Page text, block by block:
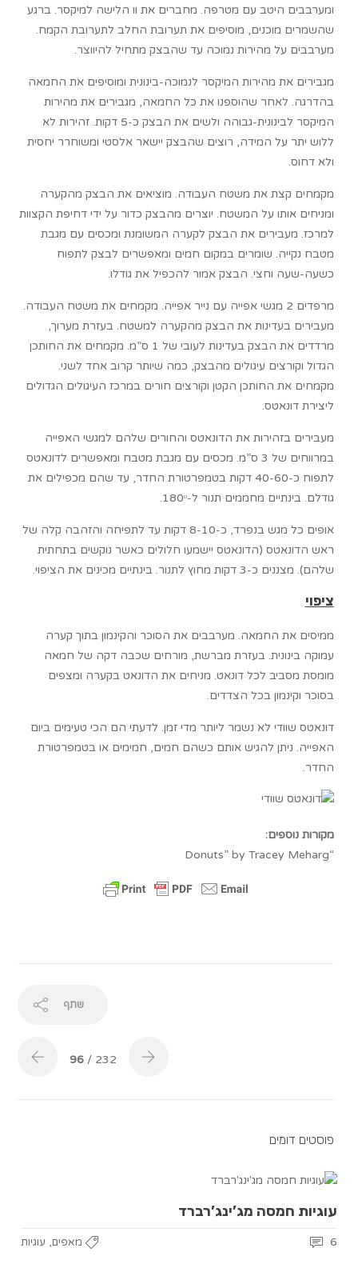
ומערבבים היטב עם מטרפה. מחברים את וו הלישה למיקסר. ברגע
שהשמרים מוכנים, מוסיפים את תערובת החלב לתערובת הקמח.
מערבבים על מהירות נמוכה עד שהבצק מתחיל להיווצר.
מגבירים את מהירות המיקסר לנמוכה-בינונית ומוסיפים את החמאה
בהדרגה. לאחר שהוספנו את כל החמאה, מגבירים את מהירות
המיקסר לבינונית-גבוהה ולשים את הבצק כ-5 דקות. זהירות לא
ללוש יתר על המידה, רוצים שהבצק יישאר אלסטי ומשוחרר יחסית
ולא דחוס.
מקמחים קצת את משטח העבודה. מוציאים את הבצק מהקערה
ומניחים אותו על המשטח. יוצרים מהבצק כדור על ידי דחיפת הקצוות
למרכז. מעבירים את הבצק לקערה המשומנת ומכסים עם מגבת
מטבח נקייה. שומרים במקום חמים ומאפשרים לבצק לתפוח
כשעה-שעה וחצי. הבצק אמור להכפיל את גודלו.
מרפדים 2 מגשי אפייה עם נייר אפייה. מקמחים את משטח העבודה.
מעבירים בעדינות את הבצק מהקערה למשטח. בעזרת מערוך,
מרדדים את הבצק בעדינות לעובי של 1 ס”מ. מקמחים את החותכן
הגדול וקורצים עיגולים מהבצק, כמה שיותר קרוב אחד לשני.
מקמחים את החותכן הקטן וקורצים חורים במרכז העיגולים הגדולים
ליצירת דונאטס.
מעבירים בזהירות את הדונאטס והחורים שלהם למגשי האפייה
במרווחים של 3 ס”מ. מכסים עם מגבת מטבח ומאפשרים לדונאטס
לתפוח כ-40-60 דקות בטמפרטורת החדר, עד שהם מכפילים את
גודלם. בינתיים מחממים תנור ל-180ᵒ.
אופים כל מגש בנפרד, כ-8-10 דקות עד לתפיחה והזהבה קלה של
ראש הדונאטס (הדונאטס יישמעו חלולים כאשר נוקשים בתחתית
שלהם). מצננים כ-3 דקות מחוץ לתנור. בינתיים מכינים את הציפוי.
ציפוי
ממיסים את החמאה. מערבבים את הסוכר והקינמון בתוך קערה
עמוקה בינונית. בעזרת מברשת, מורחים שכבה דקה של חמאה
מומסת מסביב לכל דונאט. מניחים את הדונאט בקערה ומצפים
בסוכר וקינמון בכל הצדדים.
דונאטס שוודי לא נשמר ליותר מדי זמן. לדעתי הם הכי טעימים ביום
האפייה. ניתן להגיש אותם כשהם חמים, חמימים או בטמפרטורת
החדר.
מקורות נוספים:
“Donuts” by Tracey Meharg
שתף
96 / 232
פוסטים דומים
עוגיות חמסה מג’ינג’רברד
מאפים, עוגיות 6